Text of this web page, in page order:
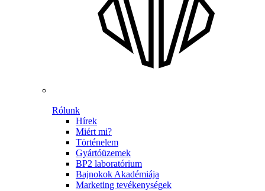
Rólunk
Hírek
Miért mi?
Történelem
Gyártóüzemek
BP2 laboratórium
Bajnokok Akadémiája
Marketing tevékenységek